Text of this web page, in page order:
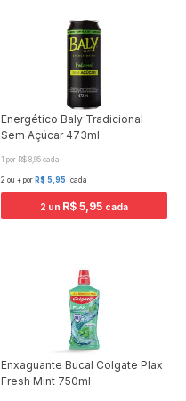
Energético Baly Tradicional
Sem Açúcar 473ml
1 por R$ 8,95 cada
2 ou + por R$ 5,95 cada
2 un R$ 5,95 cada
Enxaguante Bucal Colgate Plax
Fresh Mint 750ml